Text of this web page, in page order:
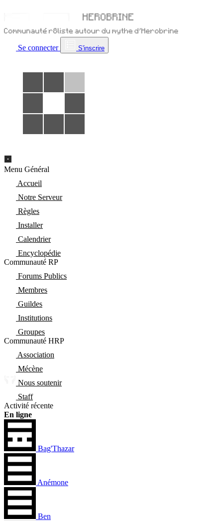
Se connecter S'inscrire
Menu Général
Accueil
Notre Serveur
Règles
Installer
Calendrier
Encyclopédie
Communauté RP
Forums Publics
Membres
Guildes
Institutions
Groupes
Communauté HRP
Association
Mécène
Nous soutenir
Staff
Activité récente
En ligne
Bag'Thazar
Anémone
Ben